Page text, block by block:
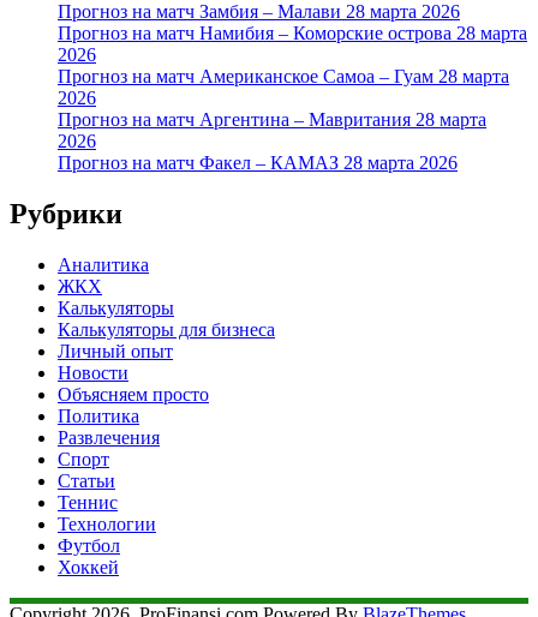
Прогноз на матч Замбия – Малави 28 марта 2026
Прогноз на матч Намибия – Коморские острова 28 марта
2026
Прогноз на матч Американское Самоа – Гуам 28 марта
2026
Прогноз на матч Аргентина – Мавритания 28 марта
2026
Прогноз на матч Факел – КАМАЗ 28 марта 2026
Рубрики
Аналитика
ЖКХ
Калькуляторы
Калькуляторы для бизнеса
Личный опыт
Новости
Объясняем просто
Политика
Развлечения
Спорт
Статьи
Теннис
Технологии
Футбол
Хоккей